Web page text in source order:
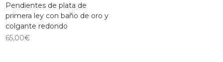
Pendientes de plata de
primera ley con baño de oro y
colgante redondo
65,00€